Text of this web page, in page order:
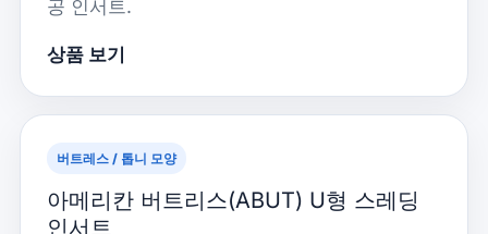
공 인서트.
상품 보기
버트레스 / 톱니 모양
아메리칸 버트리스(ABUT) U형 스레딩
인서트